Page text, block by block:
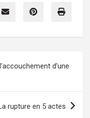
d’une
rupture en 5 actes